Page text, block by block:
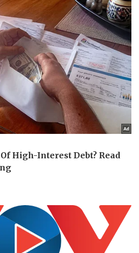
Đời sống
Nhà đẹp
Blog
Tình yêu - Gia đình